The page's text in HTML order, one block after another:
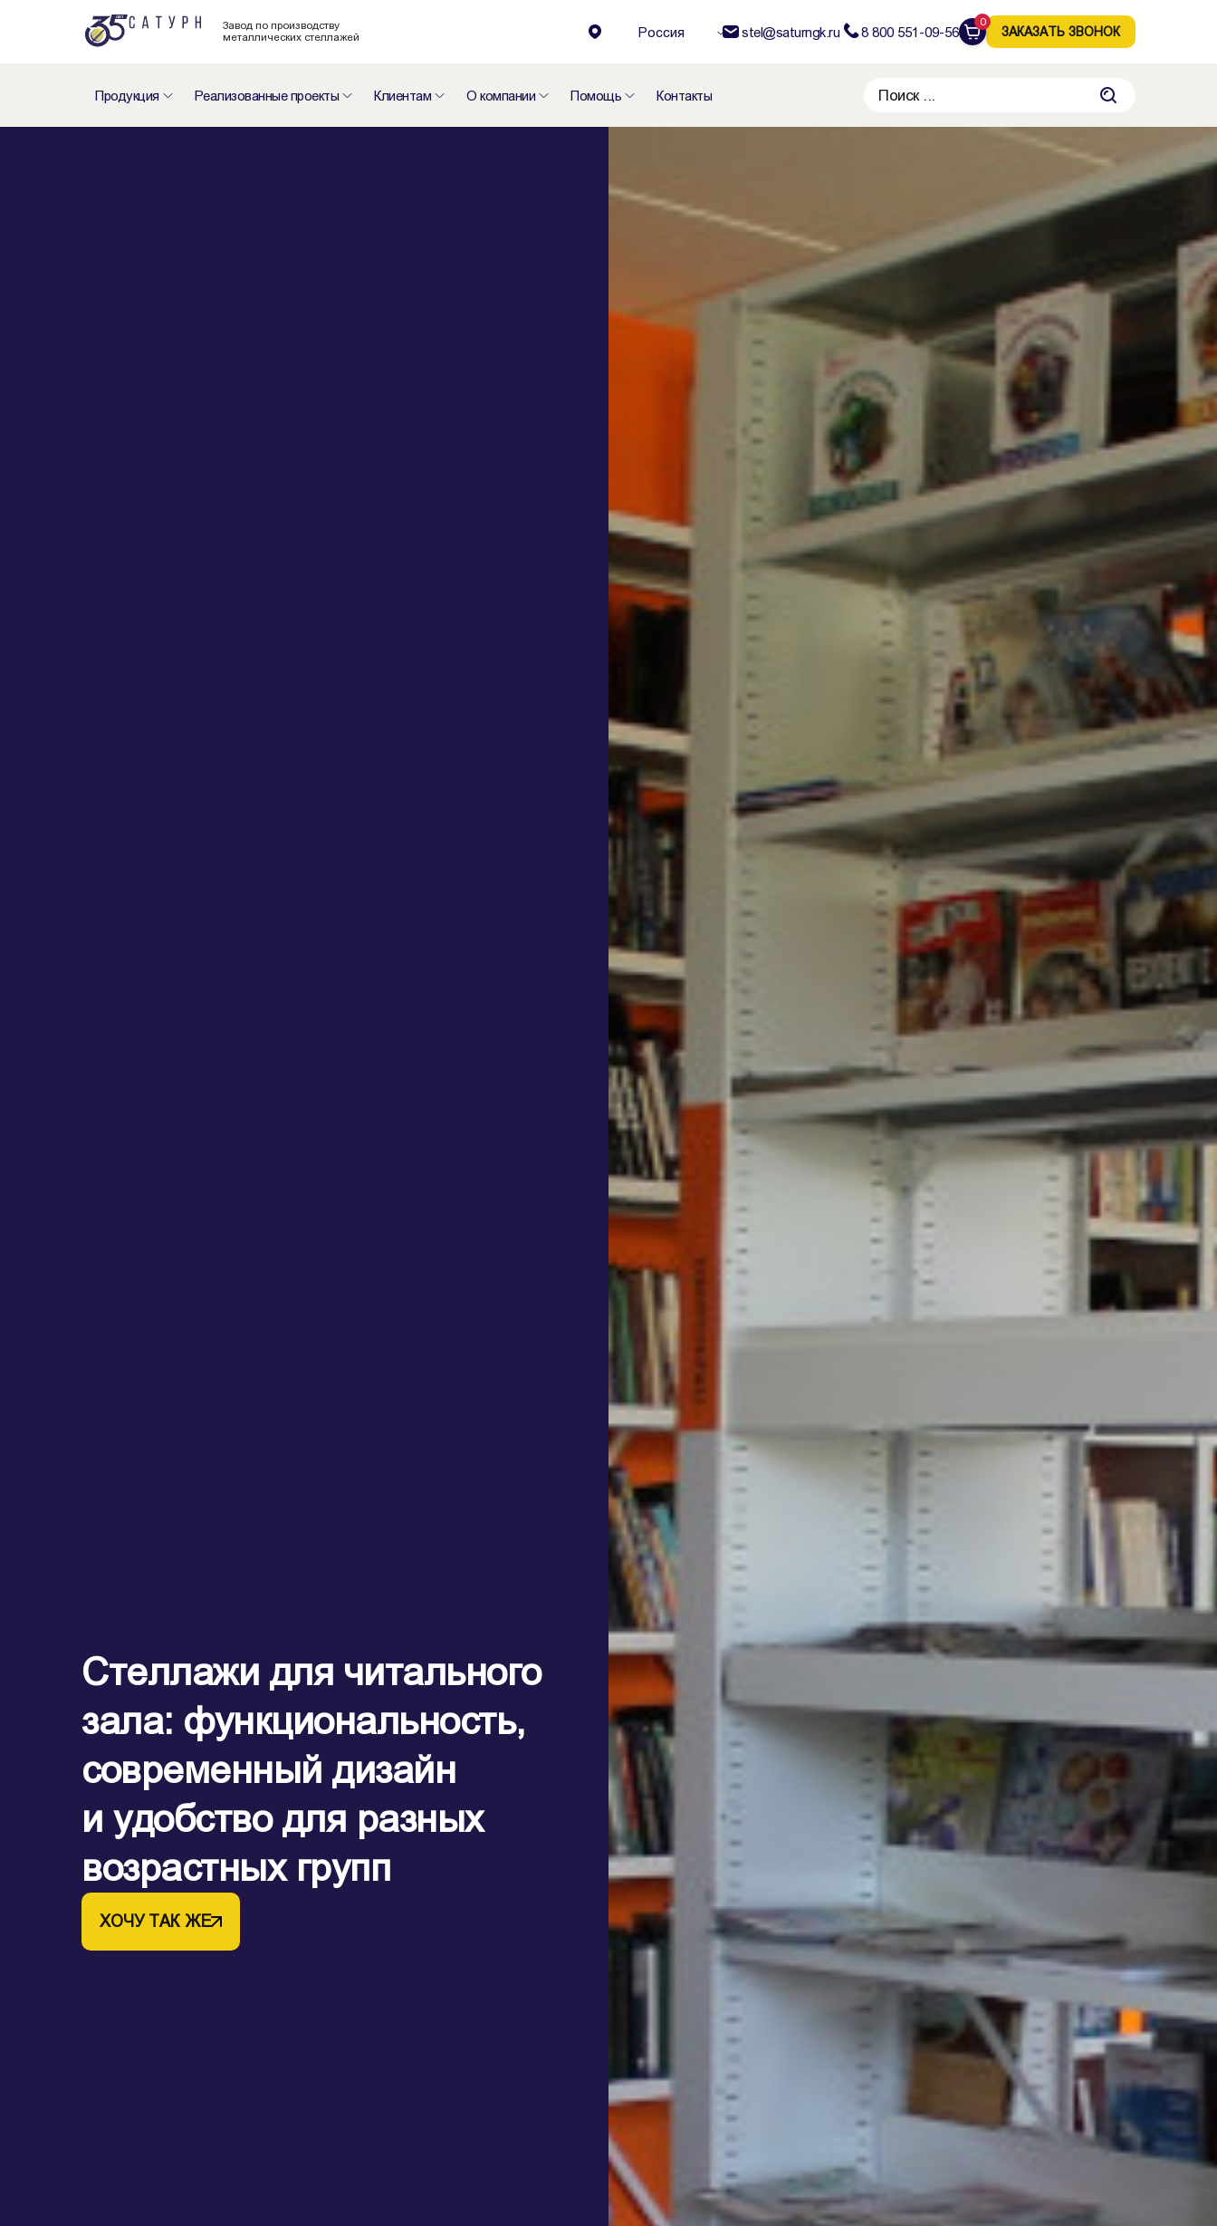
Завод по производству
металлических стеллажей
Россия stel@saturngk.ru 8 800 551-09-56
0
ЗАКАЗАТЬ ЗВОНОК
Продукция Реализованные проекты Клиентам О компании Помощь Контакты
Стеллажи для читального
зала: функциональность,
современный дизайн
и удобство для разных
возрастных групп
ХОЧУ ТАК ЖЕ